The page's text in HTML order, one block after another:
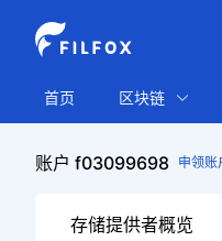
首页 区块链
账户 f03099698 申领账
存储提供者概览